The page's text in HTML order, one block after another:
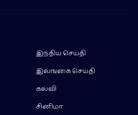
இந்திய செய்தி
இலங்கை செய்தி
கல்வி
சினிமா